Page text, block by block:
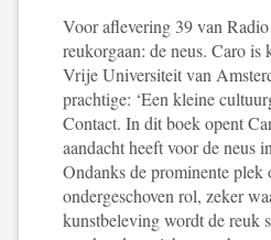
Voor aflevering 39 van
reukorgaan: de neus. Caro is
Vrije Universiteit van
prachtige: ‘Een kleine
Contact. In dit boek opent
aandacht heeft voor de neus
Ondanks de prominente plek
ondergeschoven rol, zeker
kunstbeleving wordt de reuk